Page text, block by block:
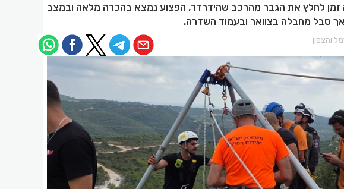
זמן לחלץ את הגבר מהרכב שהידרדר, הפצוע נמצא בהכרה מלאה ובמצב
אך סבל מחבלה בצוואר ובעמוד השדרה.
והצפון